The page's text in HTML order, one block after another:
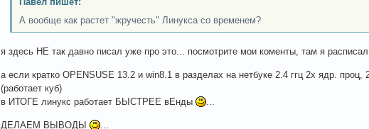
А вообще как растет "жручесть" Линукса со временем?
я здесь НЕ так давно писал уже про это... посмотрите мои коменты, там я
а если кратко OPENSUSE 13.2 и win8.1 в разделах на нетбуке 2.4 ггц 2х ядр.
(работает куб)
в ИТОГЕ линукс работает БЫСТРЕЕ вЕнды
...
ДЕЛАЕМ ВЫВОДЫ ...